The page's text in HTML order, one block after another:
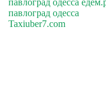
павлоград одесса
павлоград одесса
Taxiuber7.com